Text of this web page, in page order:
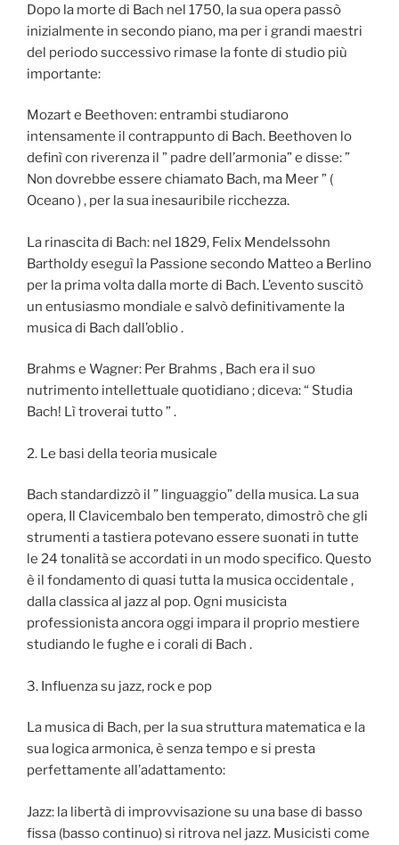
Dopo la morte di Bach nel 1750, la sua opera passò
inizialmente in secondo piano, ma per i grandi maestri
del periodo successivo rimase la fonte di studio più
importante:
Mozart e Beethoven: entrambi studiarono
intensamente il contrappunto di Bach. Beethoven lo
definì con riverenza il ” padre dell’armonia” e disse: ”
Non dovrebbe essere chiamato Bach, ma Meer ” (
Oceano ) , per la sua inesauribile ricchezza.
La rinascita di Bach: nel 1829, Felix Mendelssohn
Bartholdy eseguì la Passione secondo Matteo a Berlino
per la prima volta dalla morte di Bach. L’evento suscitò
un entusiasmo mondiale e salvò definitivamente la
musica di Bach dall’oblio .
Brahms e Wagner: Per Brahms , Bach era il suo
nutrimento intellettuale quotidiano ; diceva: “ Studia
Bach! Lì troverai tutto ” .
2. Le basi della teoria musicale
Bach standardizzò il ” linguaggio” della musica. La sua
opera, Il Clavicembalo ben temperato, dimostrò che gli
strumenti a tastiera potevano essere suonati in tutte
le 24 tonalità se accordati in un modo specifico. Questo
è il fondamento di quasi tutta la musica occidentale ,
dalla classica al jazz al pop. Ogni musicista
professionista ancora oggi impara il proprio mestiere
studiando le fughe e i corali di Bach .
3. Influenza su jazz, rock e pop
La musica di Bach, per la sua struttura matematica e la
sua logica armonica, è senza tempo e si presta
perfettamente all’adattamento:
Jazz: la libertà di improvvisazione su una base di basso
fissa (basso continuo) si ritrova nel jazz. Musicisti come